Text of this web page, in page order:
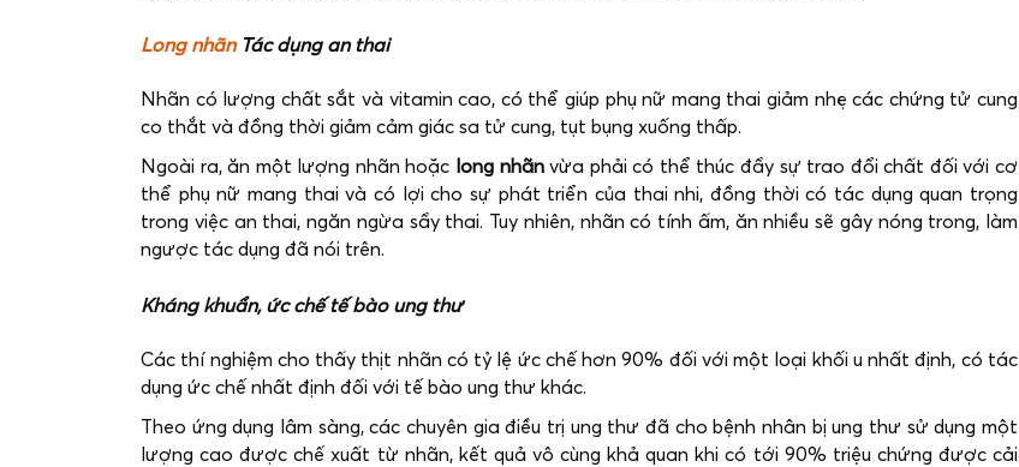
Long nhãnTác dụng an thai
Nhãn có lượng chất sắt và vitamin cao, có thể giúp phụ nữ mang thai giảm nhẹ các chứng tử cung
co thắt và đồng thời giảm cảm giác sa tử cung, tụt bụng xuống thấp.
Ngoài ra, ăn một lượng nhãn hoặc long nhãnvừa phải có thể thúc đẩy sự trao đổi chất đối với cơ
thể phụ nữ mang thai và có lợi cho sự phát triển của thai nhi, đồng thời có tác dụng quan trọng
trong việc an thai, ngăn ngừa sẩy thai. Tuy nhiên, nhãn có tính ấm, ăn nhiều sẽ gây nóng trong, làm
ngược tác dụng đã nói trên.
Kháng khuẩn, ức chế tế bào ung thư
Các thí nghiệm cho thấy thịt nhãn có tỷ lệ ức chế hơn 90% đối với một loại khối u nhất định, có tác
dụng ức chế nhất định đối với tế bào ung thư khác.
Theo ứng dụng lâm sàng, các chuyên gia điều trị ung thư đã cho bệnh nhân bị ung thư sử dụng một
lượng cao được chế xuất từ nhãn, kết quả vô cùng khả quan khi có tới 90% triệu chứng được cải